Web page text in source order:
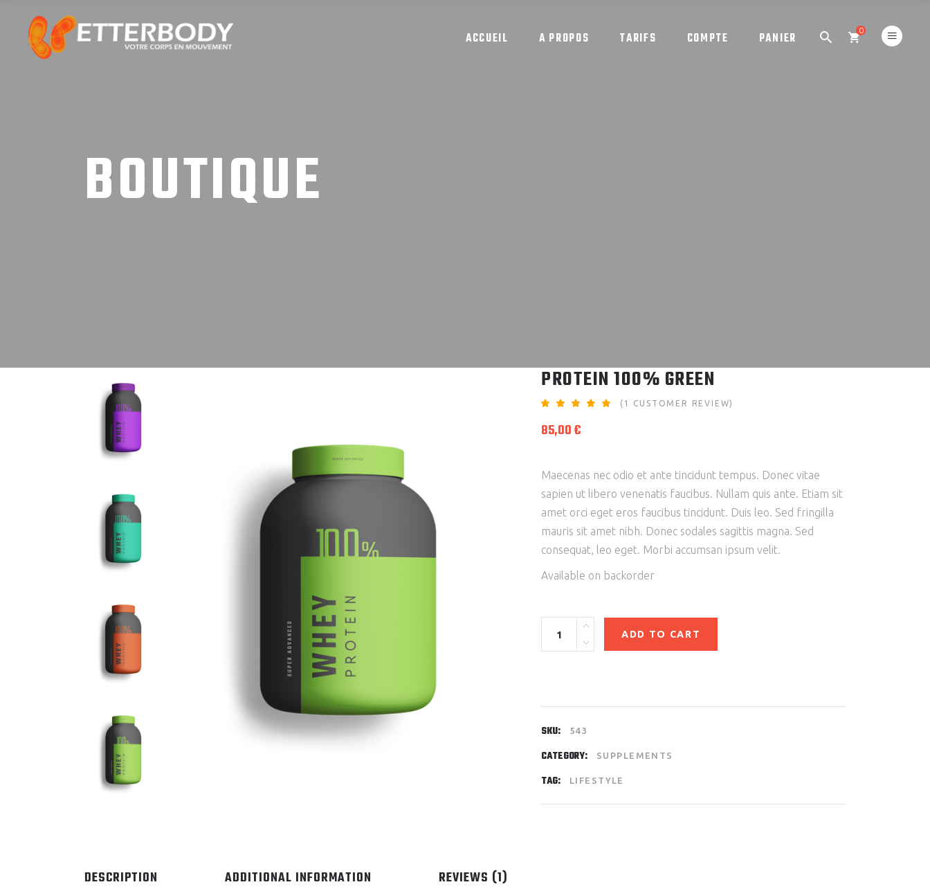
ACCUEIL A PROPOS TARIFS COMPTE PANIER 0
BOUTIQUE
PROTEIN 100% GREEN
Rated
of 5
based
1
( 1 CUSTOMER REVIEW)
85,00€
Maecenas nec odio et ante tincidunt tempus. Donec vitae
sapien ut libero venenatis faucibus. Nullam quis ante. Etiam sit
amet orci eget eros faucibus tincidunt. Duis leo. Sed fringilla
mauris sit amet nibh. Donec sodales sagittis magna. Sed
consequat, leo eget. Morbi accumsan ipsum velit.
Available on backorder
ADD TO CART
SKU: 543
CATEGORY: SUPPLEMENTS
TAG: LIFESTYLE
DESCRIPTION ADDITIONAL INFORMATION REVIEWS (1)